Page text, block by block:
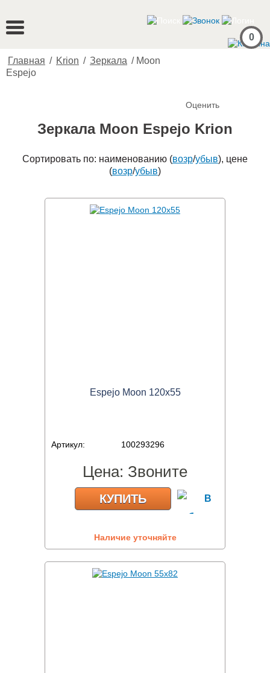
0
Главная / Krion / Зеркала / Moon
Espejo
Оценить
Зеркала Moon Espejo Krion
Сортировать по: наименованию (возр/убыв), цене
(возр/убыв)
Espejo Moon 120x55
Артикул: 100293296
Цена: Звоните
КУПИТЬ
Наличие уточняйте